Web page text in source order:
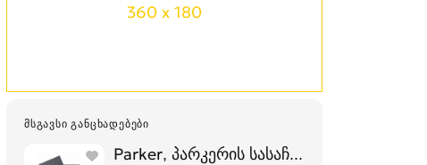
360 x 180
ᲛᲡᲒᲐᲕᲡᲘ ᲒᲐᲜᲪᲮᲐᲓᲔᲑᲔᲑᲘ
Parker, პარკერის სასაჩუქრე კომპლექტი